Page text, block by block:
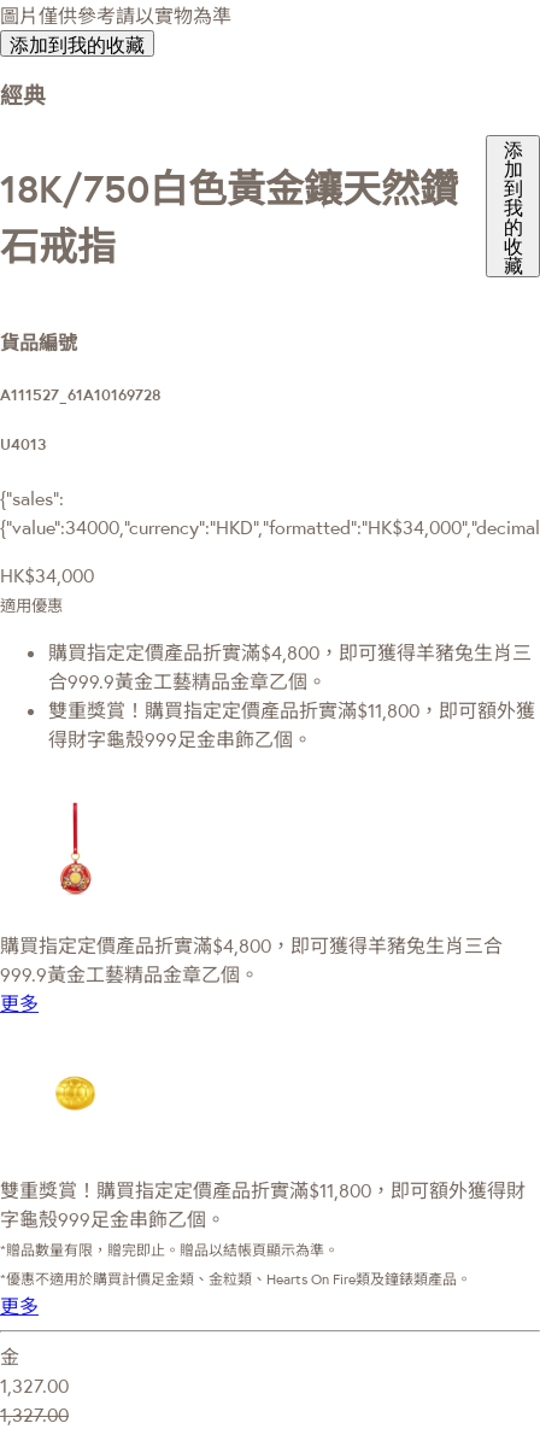
圖片僅供參考請以實物為準
添加到我的收藏
經典
18K/750白色黃金鑲天然鑽
石戒指
添
加
到
我
的
收
藏
貨品編號
A111527_61A10169728
U4013
{"sales":
HK$34,000
適用優惠
購買指定定價產品折實滿$4,800，即可獲得羊豬兔生肖三
合999.9黃金工藝精品金章乙個。
雙重獎賞！購買指定定價產品折實滿$11,800，即可額外獲
得財字龜殼999足金串飾乙個。
購買指定定價產品折實滿$4,800，即可獲得羊豬兔生肖三合
999.9黃金工藝精品金章乙個。
更多
雙重獎賞！購買指定定價產品折實滿$11,800，即可額外獲得財
字龜殼999足金串飾乙個。
*贈品數量有限，贈完即止。贈品以結帳頁顯示為準。
*優惠不適用於購買計價足金類、金粒類、Hearts On Fire類及鐘錶類產品。
更多
金
1,327.00
1,327.00